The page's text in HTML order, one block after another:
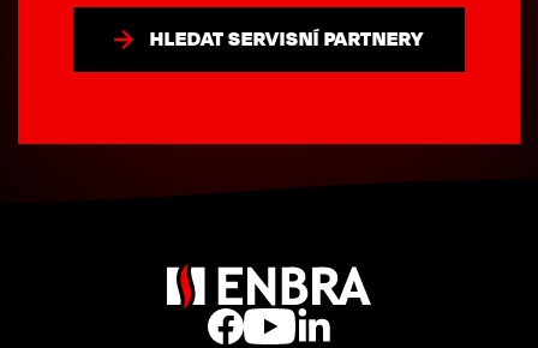
HLEDAT SERVISNÍ PARTNERY